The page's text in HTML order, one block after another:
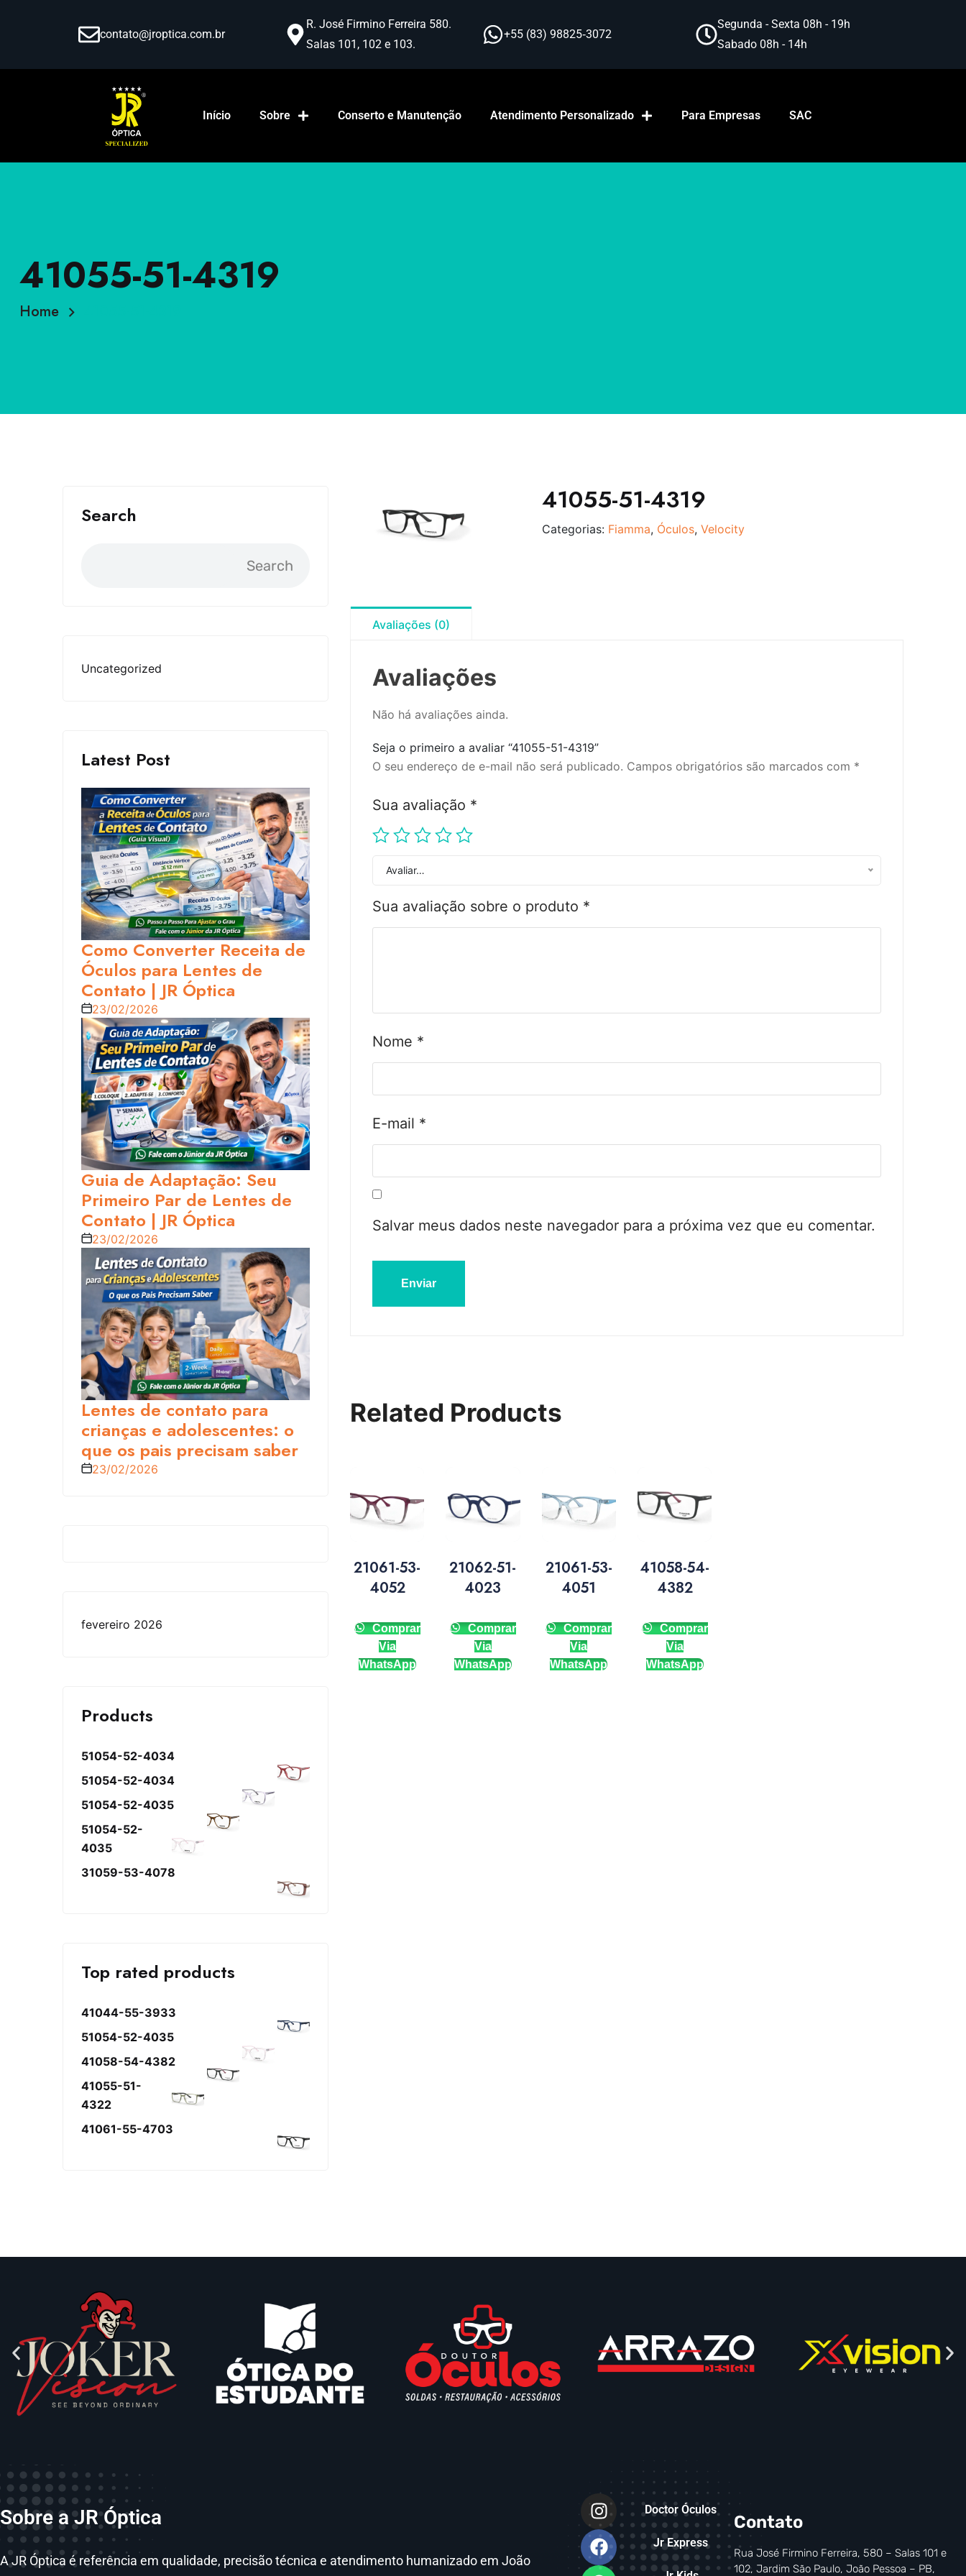
contato@jroptica.com.br
R. José Firmino Ferreira 580.
Salas 101, 102 e 103.
+55 (83) 98825‑3072
Segunda - Sexta 08h - 19h
Sabado 08h - 14h
Início Sobre Conserto e Manutenção Atendimento Personalizado Para Empresas SAC
41055-51-4319
Home
Search
Search
Uncategorized
Latest Post
Como Converter Receita de
Óculos para Lentes de
Contato | JR Óptica
23/02/2026
Guia de Adaptação: Seu
Primeiro Par de Lentes de
Contato | JR Óptica
23/02/2026
Lentes de contato para
crianças e adolescentes: o
que os pais precisam saber
23/02/2026
fevereiro 2026
Products
51054-52-4034
51054-52-4034
51054-52-4035
51054-52-
4035
31059-53-4078
Top rated products
41044-55-3933
51054-52-4035
41058-54-4382
41055-51-
4322
41061-55-4703
41055-51-4319
Categorias: Fiamma, Óculos, Velocity
Avaliações (0)
Avaliações
Não há avaliações ainda.
Seja o primeiro a avaliar “41055-51-4319”
O seu endereço de e-mail não será publicado. Campos obrigatórios são marcados com *
Sua avaliação *
Avaliar…
Sua avaliação sobre o produto *
Nome *
E-mail *
Salvar meus dados neste navegador para a próxima vez que eu comentar.
Related Products
21061-53-
4052
Comprar
Via
WhatsApp
21062-51-
4023
Comprar
Via
WhatsApp
21061-53-
4051
Comprar
Via
WhatsApp
41058-54-
4382
Comprar
Via
WhatsApp
Sobre a JR Óptica
A JR Óptica é referência em qualidade, precisão técnica e atendimento humanizado em João
Doctor Óculos
Jr Express
Contato
Rua José Firmino Ferreira, 580 – Salas 101 e
102, Jardim São Paulo, João Pessoa – PB,